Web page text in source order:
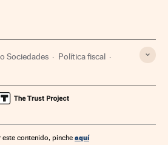
Sociedades Política fiscal
pública Ministerios
Política
este contenido, pinche aquí